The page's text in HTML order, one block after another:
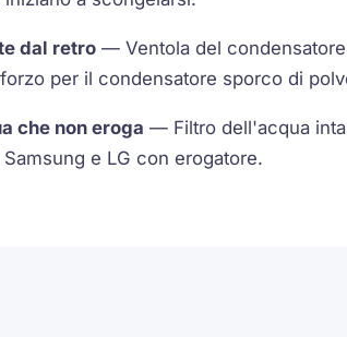
dal retro — Ventola del
per il condensatore sporco di
che non eroga — Filtro dell'acqua
e LG con erogatore.